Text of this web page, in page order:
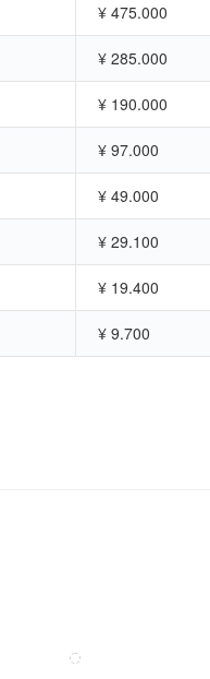
¥ 475.000
¥ 285.000
¥ 190.000
¥ 97.000
¥ 49.000
¥ 29.100
¥ 19.400
¥ 9.700